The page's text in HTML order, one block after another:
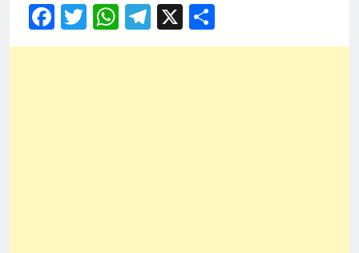
Facebook
Twitter
WhatsApp
Telegram
X